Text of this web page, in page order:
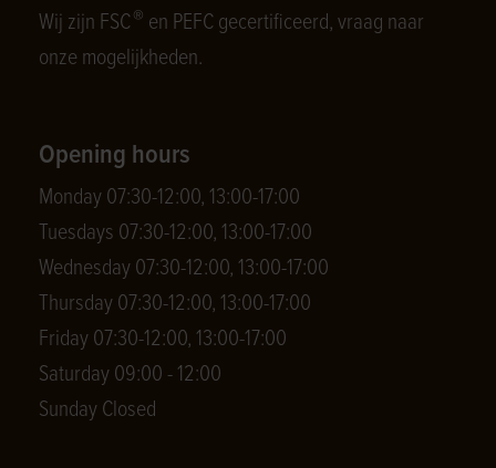
Wij zijn FSC® en PEFC gecertificeerd, vraag naar
onze mogelijkheden.
Opening hours
Monday 07:30-12:00, 13:00-17:00
Tuesdays 07:30-12:00, 13:00-17:00
Wednesday 07:30-12:00, 13:00-17:00
Thursday 07:30-12:00, 13:00-17:00
Friday 07:30-12:00, 13:00-17:00
Saturday 09:00 - 12:00
Sunday Closed